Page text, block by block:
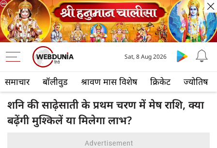
समाचार बॉलीवुड श्रावण मास विशेष क्रिकेट ज्योतिष
Sat, 8 Aug 2026
शनि की साढ़ेसाती के प्रथम चरण में मेष राशि, क्या
बढ़ेंगी मुश्किलें या मिलेगा लाभ?